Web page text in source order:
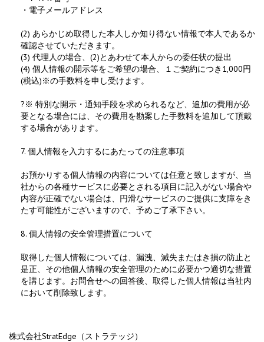
・電子メールアドレス
(2) あらかじめ取得した本人しか知り得ない情報で本人であるか
確認させていただきます。
(3) 代理人の場合、(2)とあわせて本人からの委任状の提出
(4) 個人情報の開示等をご希望の場合、１ご契約につき1,000円
(税込)※の手数料を申し受けます。
?※ 特別な開示・通知手段を求められるなど、追加の費用が必
要となる場合には、その費用を勘案した手数料を追加して頂戴
する場合があります。
7. 個人情報を入力するにあたっての注意事項
お預かりする個人情報の内容については任意と致しますが、当
社からの各種サービスに必要とされる項目に記入がない場合や
内容が正確でない場合は、円滑なサービスのご提供に支障をき
たす可能性がございますので、予めご了承下さい。
8. 個人情報の安全管理措置について
取得した個人情報については、漏洩、減失またはき損の防止と
是正、その他個人情報の安全管理のために必要かつ適切な措置
を講じます。お問合せへの回答後、取得した個人情報は当社内
において削除致します。
株式会社StratEdge（ストラテッジ）